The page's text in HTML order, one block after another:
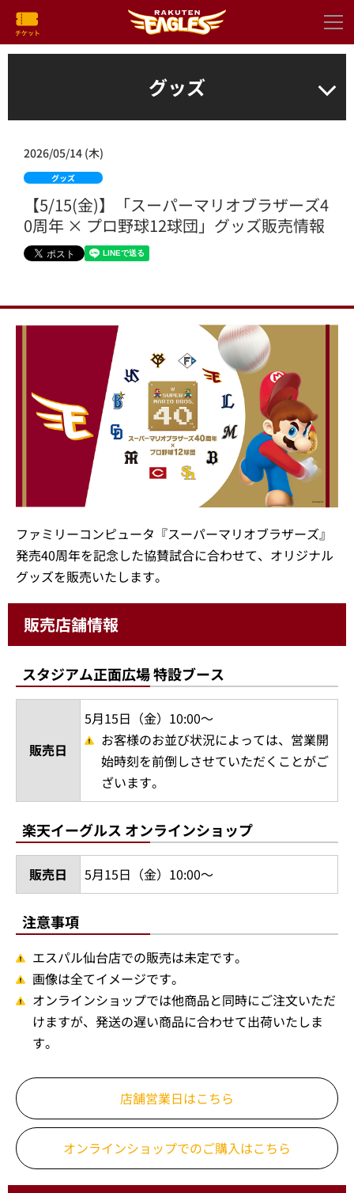
グッズ
2026/05/14 (木)
グッズ
【5/15(金)】「スーパーマリオブラザーズ4
0周年 × プロ野球12球団」グッズ販売情報
ファミリーコンピュータ『スーパーマリオブラザーズ』
発売40周年を記念した協賛試合に合わせて、オリジナル
グッズを販売いたします。
販売店舗情報
スタジアム正面広場 特設ブース
販売日
5月15日（金）10:00～
お客様のお並び状況によっては、営業開
始時刻を前倒しさせていただくことがご
ざいます。
楽天イーグルス オンラインショップ
販売日 5月15日（金）10:00～
注意事項
エスパル仙台店での販売は未定です。
画像は全てイメージです。
オンラインショップでは他商品と同時にご注文いただ
けますが、発送の遅い商品に合わせて出荷いたしま
す。
店舗営業日はこちら
オンラインショップでのご購入はこちら